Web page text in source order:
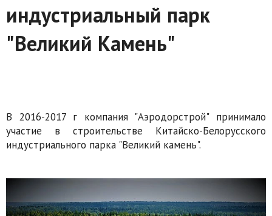
индустриальный парк
"Великий Камень"
В 2016-2017 г компания "Аэродорстрой" принимало
участие в строительстве Китайско-Белорусского
индустриального парка "Великий камень".